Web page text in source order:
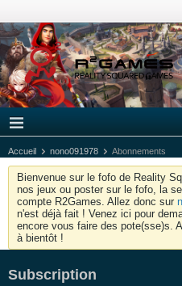
Accueil nono091978 Abonnements
Bienvenue sur le fofo de Reality
nos jeux ou poster sur le fofo, la
compte R2Games. Allez donc sur
n'est déjà fait ! Venez ici pour
encore vous faire des pote(sse)s.
à bientôt !
Subscription